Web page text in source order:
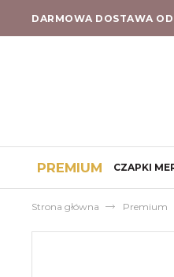
DARMOWA DOSTAWA
PREMIUM CZAPKI
Strona główna Premium